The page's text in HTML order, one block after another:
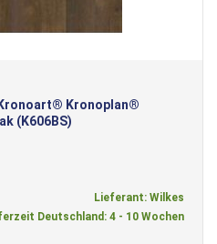
Kronoplan®
(K606BS)
Lieferant: Wilkes
Deutschland: 4 - 10 Wochen